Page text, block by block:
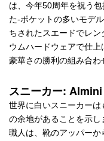
は、今年50周年を祝う
た-ポケットの多いモデ
ちされたスエードでレ
ウムハードウェアで仕
豪華さの勝利の組み合わ
スニーカー: Almini
世界に白いスニーカー
の余地があることを示
職人は、靴のアッパー